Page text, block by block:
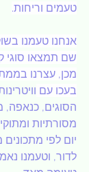
טעמים וריחות.
אנחנו טעמנו
שם תמצאו סוגי
מכן, עצרנו
בעכו עם
הסוגים, כנאפה,
מסורתיות
יום לפי
לדור, וטעמנו